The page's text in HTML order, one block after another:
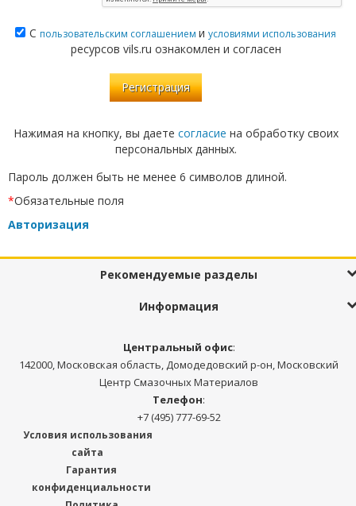
С пользовательским соглашением и условиями использования
ресурсов vils.ru ознакомлен и согласен
Нажимая на кнопку, вы даете согласие на обработку своих
персональных данных.
Пароль должен быть не менее 6 символов длиной.
*Обязательные поля
Авторизация
Рекомендуемые разделы
Информация
Центральный офис:
142000, Московская область, Домодедовский р-он, Московский
Центр Смазочных Материалов
Телефон:
+7 (495) 777-69-52
Условия использования
сайта
Гарантия
конфиденциальности